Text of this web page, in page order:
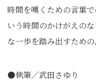
時間を嘆くための言葉
いう時間のかけがえの
な一歩を踏み出すための
●執筆／武田さゆり